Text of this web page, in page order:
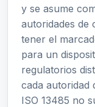
y se asume
autoridades de
tener el
para un
regulatorios
cada autoridad
ISO 13485 no